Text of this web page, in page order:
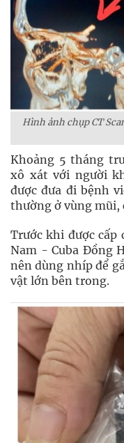
Hình ảnh chụp CT
Khoảng 5 tháng
xô xát với người
được đưa đi bệnh
thường ở vùng mũi,
Trước khi được cấp
Nam - Cuba Đồng
nên dùng nhíp để
vật lớn bên trong.